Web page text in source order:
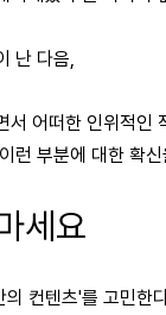
난 다음,
서 어떠한 인위적인
런 부분에 대한 확
세요
컨텐츠'를 고민한